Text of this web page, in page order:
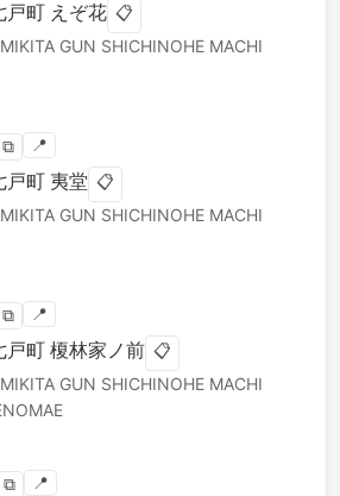
戸町 えぞ花 📋
GUN SHICHINOHE MACHI
⧉ 📍
戸町 夷堂 📋
GUN SHICHINOHE MACHI
⧉ 📍
戸町 榎林家ノ前 📋
GUN SHICHINOHE MACHI
⧉ 📍